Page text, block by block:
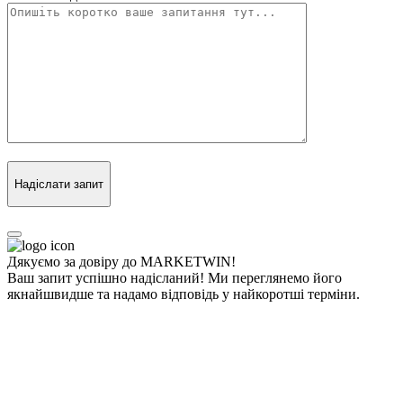
Надіслати запит
Дякуємо за довіру до MARKETWIN!
Ваш запит успішно надісланий! Ми переглянемо його
якнайшвидше та надамо відповідь у найкоротші терміни.